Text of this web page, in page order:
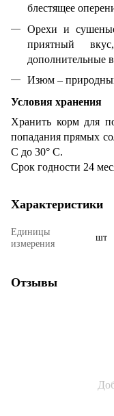
блестящее
Орехи и
приятный
дополнительные
Изюм –
Условия хранения
Хранить корм для
попадания прямых
С до 30° С.
Срок годности 24
Характеристики
Единицы
измерения
шт
Отзывы